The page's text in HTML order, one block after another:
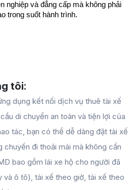
nghiệp và đẳng cấp mà không phải
trong suốt hành trình.
tôi:
dụng kết nối dịch vụ thuê tài xế
di chuyển an toàn và tiện lợi của
tác, bạn có thể dễ dàng đặt tài xế
chuyến đi thoải mái mà không cần
bao gồm lái xe hộ cho người đã
và ô tô), tài xế theo giờ, tài xế theo